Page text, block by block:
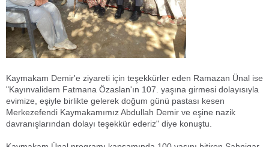
Kaymakam Demir'e ziyareti için teşekkürler eden Ramazan Ünal ise
"Kayınvalidem Fatmana Özaslan'ın 107. yaşına girmesi dolayısıyla
evimize, eşiyle birlikte gelerek doğum günü pastası kesen
Merkezefendi Kaymakamımız Abdullah Demir ve eşine nazik
davranışlarından dolayı teşekkür ederiz" diye konuştu.